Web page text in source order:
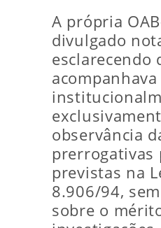
A própria
divulgado
esclarecendo
acompanhava
observância
prerrogativas
previstas na
8.906/94,
sobre o